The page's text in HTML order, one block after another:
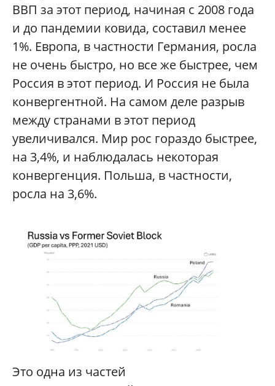
ВВП за этот период, начиная с 2008 года
и до пандемии ковида, составил менее
1%. Европа, в частности Германия, росла
не очень быстро, но все же быстрее, чем
Россия в этот период. И Россия не была
конвергентной. На самом деле разрыв
между странами в этот период
увеличивался. Мир рос гораздо быстрее,
на 3,4%, и наблюдалась некоторая
конвергенция. Польша, в частности,
росла на 3,6%.
Это одна из частей